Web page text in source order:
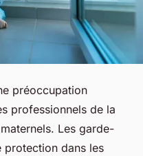
préoccupation
professionnels de la
Les garde-
protection dans les